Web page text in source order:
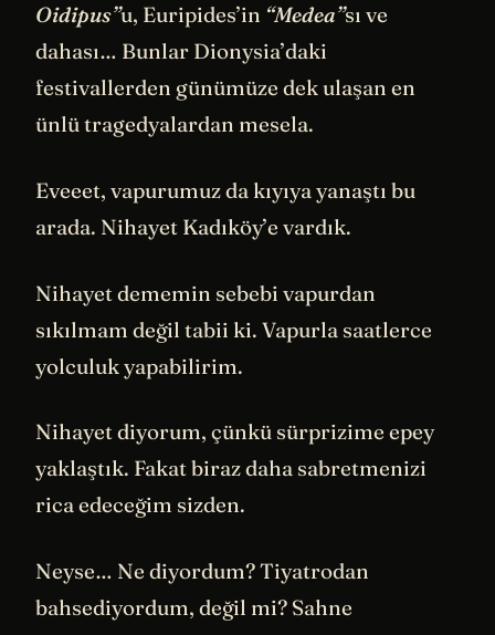
Oidipus”u, Euripides’in “Medea”sı ve
dahası… Bunlar Dionysia’daki
festivallerden günümüze dek ulaşan en
ünlü tragedyalardan mesela.
Eveeet, vapurumuz da kıyıya yanaştı bu
arada. Nihayet Kadıköy’e vardık.
Nihayet dememin sebebi vapurdan
sıkılmam değil tabii ki. Vapurla saatlerce
yolculuk yapabilirim.
Nihayet diyorum, çünkü sürprizime epey
yaklaştık. Fakat biraz daha sabretmenizi
rica edeceğim sizden.
Neyse… Ne diyordum? Tiyatrodan
bahsediyordum, değil mi? Sahne